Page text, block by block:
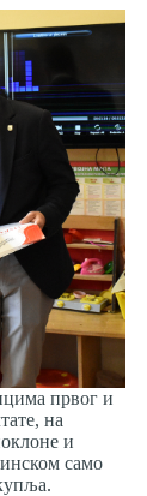
првог и
на
и
само